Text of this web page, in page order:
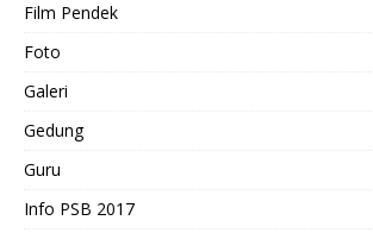
Film Pendek
Foto
Galeri
Gedung
Guru
Info PSB 2017